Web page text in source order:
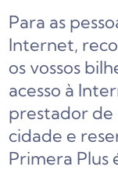
Para as
Internet,
os vossos
acesso à
prestador de
cidade e
Primera Plus